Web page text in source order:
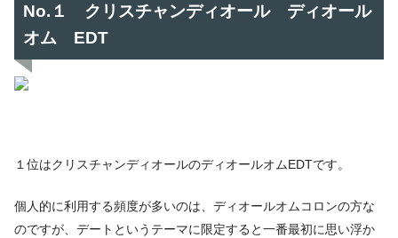
No.１ クリスチャンディオール ディオール
オム EDT
１位はクリスチャンディオールのディオールオムEDTです。
個人的に利用する頻度が多いのは、ディオールオムコロンの方な
のですが、デートというテーマに限定すると一番最初に思い浮か